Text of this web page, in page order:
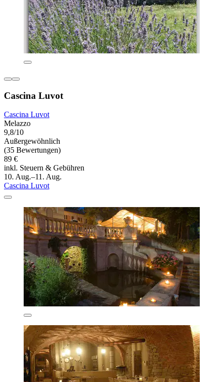
Cascina Luvot
Cascina Luvot
Melazzo
9,8/10
Außergewöhnlich
(35 Bewertungen)
89 €
inkl. Steuern & Gebühren
10. Aug.–11. Aug.
Cascina Luvot